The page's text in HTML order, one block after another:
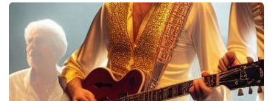
40 45 De Musical
2588+reviews
BEKIJKEN